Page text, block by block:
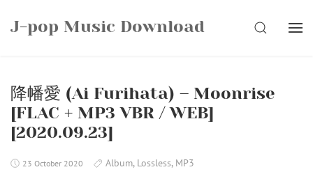
J-pop Music Download SEARCH
降幡愛 (Ai Furihata) – Moonrise
[FLAC + MP3 VBR / WEB]
[2020.09.23]
23 October 2020 Album, Lossless, MP3